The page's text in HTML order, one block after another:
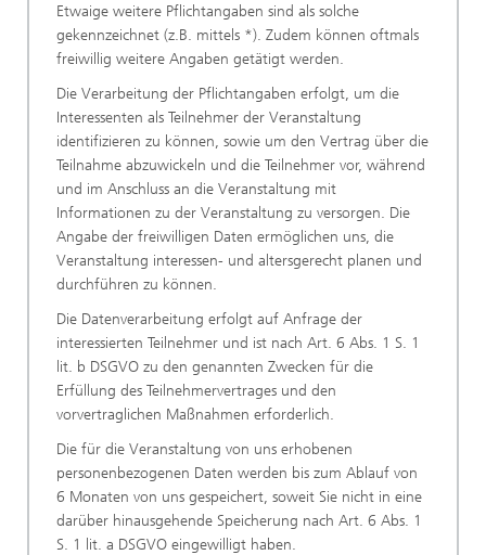
Etwaige weitere Pflichtangaben sind als solche
gekennzeichnet (z.B. mittels *). Zudem können oftmals
freiwillig weitere Angaben getätigt werden.
Die Verarbeitung der Pflichtangaben erfolgt, um die
Interessenten als Teilnehmer der Veranstaltung
identifizieren zu können, sowie um den Vertrag über die
Teilnahme abzuwickeln und die Teilnehmer vor, während
und im Anschluss an die Veranstaltung mit
Informationen zu der Veranstaltung zu versorgen. Die
Angabe der freiwilligen Daten ermöglichen uns, die
Veranstaltung interessen- und altersgerecht planen und
durchführen zu können.
Die Datenverarbeitung erfolgt auf Anfrage der
interessierten Teilnehmer und ist nach Art. 6 Abs. 1 S. 1
lit. b DSGVO zu den genannten Zwecken für die
Erfüllung des Teilnehmervertrages und den
vorvertraglichen Maßnahmen erforderlich.
Die für die Veranstaltung von uns erhobenen
personenbezogenen Daten werden bis zum Ablauf von
6 Monaten von uns gespeichert, soweit Sie nicht in eine
darüber hinausgehende Speicherung nach Art. 6 Abs. 1
S. 1 lit. a DSGVO eingewilligt haben.